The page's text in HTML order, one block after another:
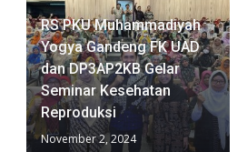
RS PKU Muhammadiyah
Yogya Gandeng FK UAD
dan DP3AP2KB Gelar
Seminar Kesehatan
Reproduksi
November 2, 2024